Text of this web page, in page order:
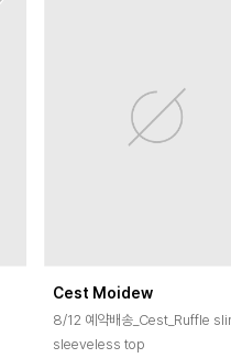
Cest Moidew
8/12 예약배송_Cest_Ruffle
sleeveless top